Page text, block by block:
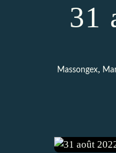
31
Massongex,